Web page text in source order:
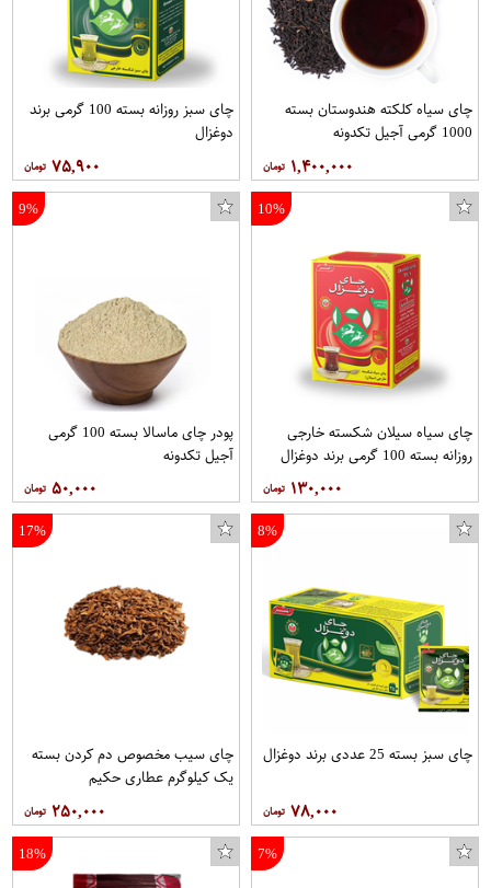
چای سیاه کلکته هندوستان بسته
1000 گرمی آجیل تکدونه
۱,۴۰۰,۰۰۰
چای سبز روزانه بسته 100 گرمی برند
دوغزال
۷۵,۹۰۰
10%
چای سیاه سیلان شکسته خارجی
روزانه بسته 100 گرمی برند دوغزال
۱۳۰,۰۰۰
9%
پودر چای ماسالا بسته 100 گرمی
آجیل تکدونه
۵۰,۰۰۰
8%
چای سبز بسته 25 عددی برند دوغزال
۷۸,۰۰۰
17%
چای سیب مخصوص دم کردن بسته
یک کیلوگرم عطاری حکیم
۲۵۰,۰۰۰
7%
18%